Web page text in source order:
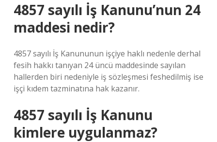
4857 sayılı İş Kanunu’nun 24
maddesi nedir?
4857 sayılı İş Kanununun işçiye haklı nedenle derhal
fesih hakkı tanıyan 24 üncü maddesinde sayılan
hallerden biri nedeniyle iş sözleşmesi feshedilmiş ise
işçi kıdem tazminatına hak kazanır.
4857 sayılı İş Kanunu
kimlere uygulanmaz?